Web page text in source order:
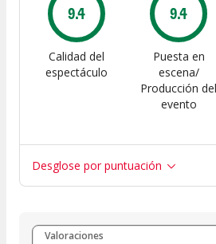
9.4
Calidad del
espectáculo
9.4
Puesta en
escena/
Producción del
evento
Desglose por puntuación
Entre 8 y 10 (2521)
Valoraciones